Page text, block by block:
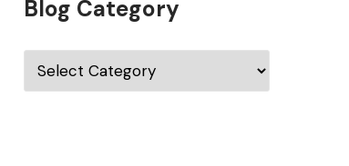
Blog Category